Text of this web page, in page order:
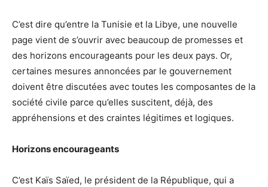
C’est dire qu’entre la Tunisie et la Libye, une nouvelle
page vient de s’ouvrir avec beaucoup de promesses et
des horizons encourageants pour les deux pays. Or,
certaines mesures annoncées par le gouvernement
doivent être discutées avec toutes les composantes de la
société civile parce qu’elles suscitent, déjà, des
appréhensions et des craintes légitimes et logiques.
Horizons encourageants
C’est Kaïs Saïed, le président de la République, qui a